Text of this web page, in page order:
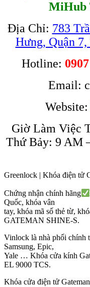
MiHub
Địa Chỉ: 783
Hưng, Quận
Hotline:
Email:
Website:
Giờ Làm Việc
Thứ Bảy: 9 AM
Greenlock | Khóa điện
Chứng nhận chính hãng
Quốc, khóa vân
tay, khóa mã số thẻ từ,
GATEMAN SHINE-S.
Vinlock là nhà phối
Samsung, Epic,
Yale … Khóa cửa kính
EL 9000 TCS.
Khóa cửa điện tử